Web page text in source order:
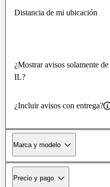
Distancia de mi ubicación
¿Mostrar avisos solamente de
IL?
¿Incluir avisos con entrega?
Marca y modelo
Precio y pago